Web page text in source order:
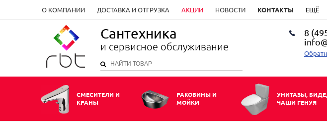
О КОМПАНИИ ДОСТАВКА И ОТГРУЗКА АКЦИИ НОВОСТИ КОНТАКТЫ ЕЩЁ
Сантехника
и сервисное обслуживание
8
СМЕСИТЕЛИ И
КРАНЫ
РАКОВИНЫ И
МОЙКИ
УНИТАЗЫ, БИДЕ,
ЧАШИ ГЕНУЯ